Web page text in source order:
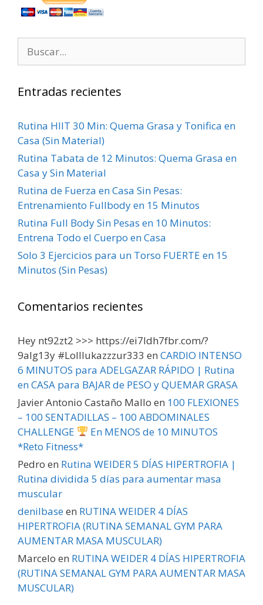
Entradas recientes
Rutina HIIT 30 Min: Quema Grasa y Tonifica en
Casa (Sin Material)
Rutina Tabata de 12 Minutos: Quema Grasa en
Casa y Sin Material
Rutina de Fuerza en Casa Sin Pesas:
Entrenamiento Fullbody en 15 Minutos
Rutina Full Body Sin Pesas en 10 Minutos:
Entrena Todo el Cuerpo en Casa
Solo 3 Ejercicios para un Torso FUERTE en 15
Minutos (Sin Pesas)
Comentarios recientes
Hey nt92zt2 >>> https://ei7ldh7fbr.com/?
9alg13y #Lolllukazzzur333 en CARDIO INTENSO
6 MINUTOS para ADELGAZAR RÁPIDO | Rutina
en CASA para BAJAR de PESO y QUEMAR GRASA
Javier Antonio Castaño Mallo en 100 FLEXIONES
– 100 SENTADILLAS – 100 ABDOMINALES
CHALLENGE
En MENOS de 10 MINUTOS
*Reto Fitness*
Pedro en Rutina WEIDER 5 DÍAS HIPERTROFIA |
Rutina dividida 5 días para aumentar masa
muscular
denilbaseen RUTINA WEIDER 4 DÍAS
HIPERTROFIA (RUTINA SEMANAL GYM PARA
AUMENTAR MASA MUSCULAR)
Marcelo en RUTINA WEIDER 4 DÍAS HIPERTROFIA
(RUTINA SEMANAL GYM PARA AUMENTAR MASA
MUSCULAR)